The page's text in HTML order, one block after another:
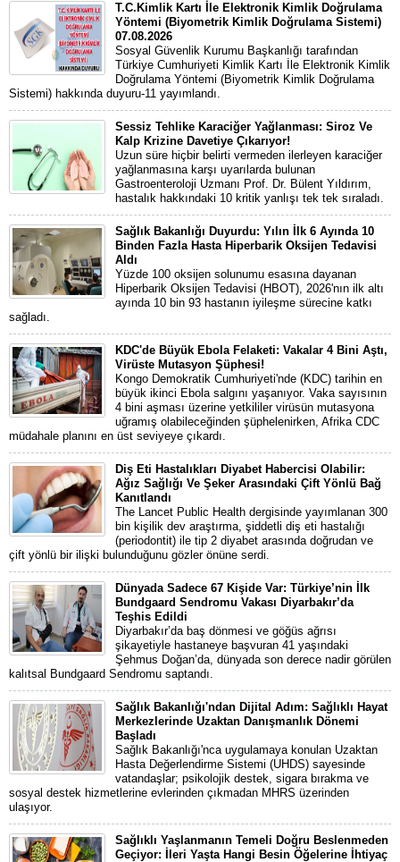
T.C.Kimlik Kartı İle Elektronik Kimlik Doğrulama
Yöntemi (Biyometrik Kimlik Doğrulama Sistemi)
07.08.2026
Sosyal Güvenlik Kurumu Başkanlığı tarafından
Türkiye Cumhuriyeti Kimlik Kartı İle Elektronik Kimlik
Doğrulama Yöntemi (Biyometrik Kimlik Doğrulama
Sistemi) hakkında duyuru-11 yayımlandı.
Sessiz Tehlike Karaciğer Yağlanması: Siroz Ve
Kalp Krizine Davetiye Çıkarıyor!
Uzun süre hiçbir belirti vermeden ilerleyen karaciğer
yağlanmasına karşı uyarılarda bulunan
Gastroenteroloji Uzmanı Prof. Dr. Bülent Yıldırım,
hastalık hakkındaki 10 kritik yanlışı tek tek sıraladı.
Sağlık Bakanlığı Duyurdu: Yılın İlk 6 Ayında 10
Binden Fazla Hasta Hiperbarik Oksijen Tedavisi
Aldı
Yüzde 100 oksijen solunumu esasına dayanan
Hiperbarik Oksijen Tedavisi (HBOT), 2026'nın ilk altı
ayında 10 bin 93 hastanın iyileşme sürecine katkı
sağladı.
KDC'de Büyük Ebola Felaketi: Vakalar 4 Bini Aştı,
Virüste Mutasyon Şüphesi!
Kongo Demokratik Cumhuriyeti'nde (KDC) tarihin en
büyük ikinci Ebola salgını yaşanıyor. Vaka sayısının
4 bini aşması üzerine yetkililer virüsün mutasyona
uğramış olabileceğinden şüphelenirken, Afrika CDC
müdahale planını en üst seviyeye çıkardı.
Diş Eti Hastalıkları Diyabet Habercisi Olabilir:
Ağız Sağlığı Ve Şeker Arasındaki Çift Yönlü Bağ
Kanıtlandı
The Lancet Public Health dergisinde yayımlanan 300
bin kişilik dev araştırma, şiddetli diş eti hastalığı
(periodontit) ile tip 2 diyabet arasında doğrudan ve
çift yönlü bir ilişki bulunduğunu gözler önüne serdi.
Dünyada Sadece 67 Kişide Var: Türkiye’nin İlk
Bundgaard Sendromu Vakası Diyarbakır’da
Teşhis Edildi
Diyarbakır’da baş dönmesi ve göğüs ağrısı
şikayetiyle hastaneye başvuran 41 yaşındaki
Şehmus Doğan’da, dünyada son derece nadir görülen
kalıtsal Bundgaard Sendromu saptandı.
Sağlık Bakanlığı'ndan Dijital Adım: Sağlıklı Hayat
Merkezlerinde Uzaktan Danışmanlık Dönemi
Başladı
Sağlık Bakanlığı'nca uygulamaya konulan Uzaktan
Hasta Değerlendirme Sistemi (UHDS) sayesinde
vatandaşlar; psikolojik destek, sigara bırakma ve
sosyal destek hizmetlerine evlerinden çıkmadan MHRS üzerinden
ulaşıyor.
Sağlıklı Yaşlanmanın Temeli Doğru Beslenmeden
Geçiyor: İleri Yaşta Hangi Besin Öğelerine İhtiyaç